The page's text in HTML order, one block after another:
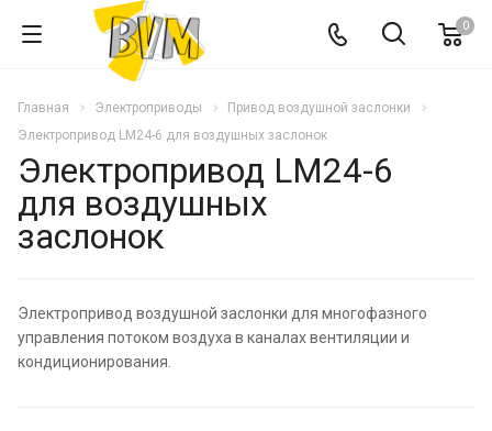
0
Главная Электроприводы
Привод воздушной заслонки
Электропривод LM24-6 для воздушных заслонок
Электропривод LM24-6
для воздушных
заслонок
Электропривод воздушной заслонки для многофазного
управления потоком воздуха в каналах вентиляции и
кондиционирования.